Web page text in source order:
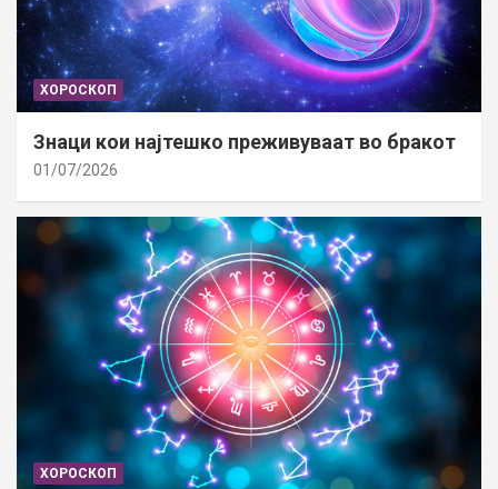
ХОРОСКОП
Знаци кои најтешко преживуваат во бракот
01/07/2026
ХОРОСКОП